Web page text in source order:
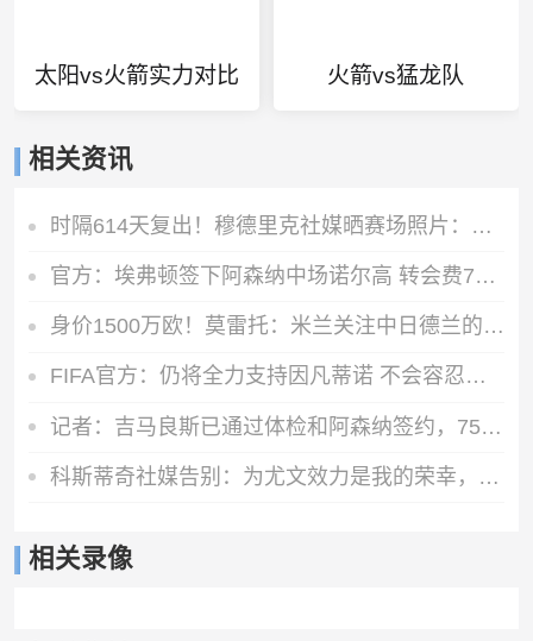
太阳vs火箭实力对比 火箭vs猛龙队
相关资讯
时隔614天复出！穆德里克社媒晒赛场照片：好久不见
官方：埃弗顿签下阿森纳中场诺尔高 转会费700万镑签约2年
身价1500万欧！莫雷托：米兰关注中日德兰的智利前锋奥索里奥
FIFA官方：仍将全力支持因凡蒂诺 不会容忍外界对FIFA诚信的攻击
记者：吉马良斯已通过体检和阿森纳签约，7500万镑分期3年支付
科斯蒂奇社媒告别：为尤文效力是我的荣幸，感谢大家的支持
相关录像